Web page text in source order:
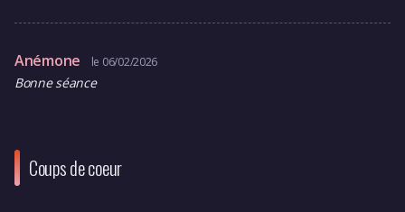
Anémone le 06/02/2026
Bonne séance
Coups de coeur